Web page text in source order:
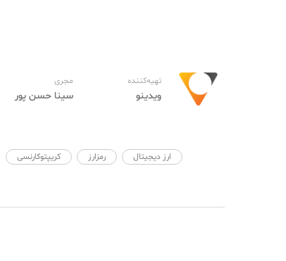
تهیه‌کننده
ویدینو
مجری
سینا حسن پور
ارز دیجیتال رمزارز کریپتوکارنسی